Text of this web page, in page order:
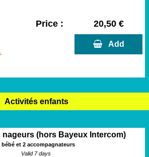
Price : 20,50 €
Add
Activités enfants
nageurs (hors Bayeux Intercom)
bébé et 2 accompagnateurs
Valid 7 days